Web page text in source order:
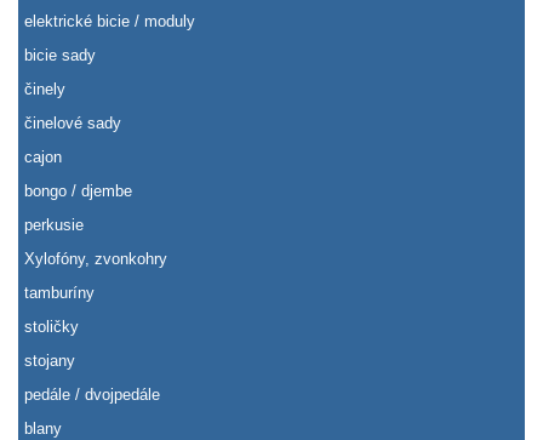
elektrické bicie / moduly
bicie sady
činely
činelové sady
cajon
bongo / djembe
perkusie
Xylofóny, zvonkohry
tamburíny
stoličky
stojany
pedále / dvojpedále
blany